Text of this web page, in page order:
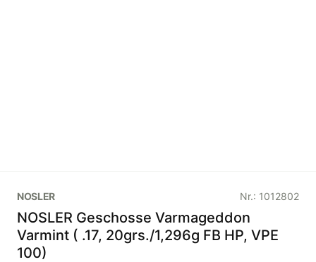
NOSLER Nr.: 1012802
NOSLER Geschosse Varmageddon
Varmint ( .17, 20grs./1,296g FB HP, VPE
100)